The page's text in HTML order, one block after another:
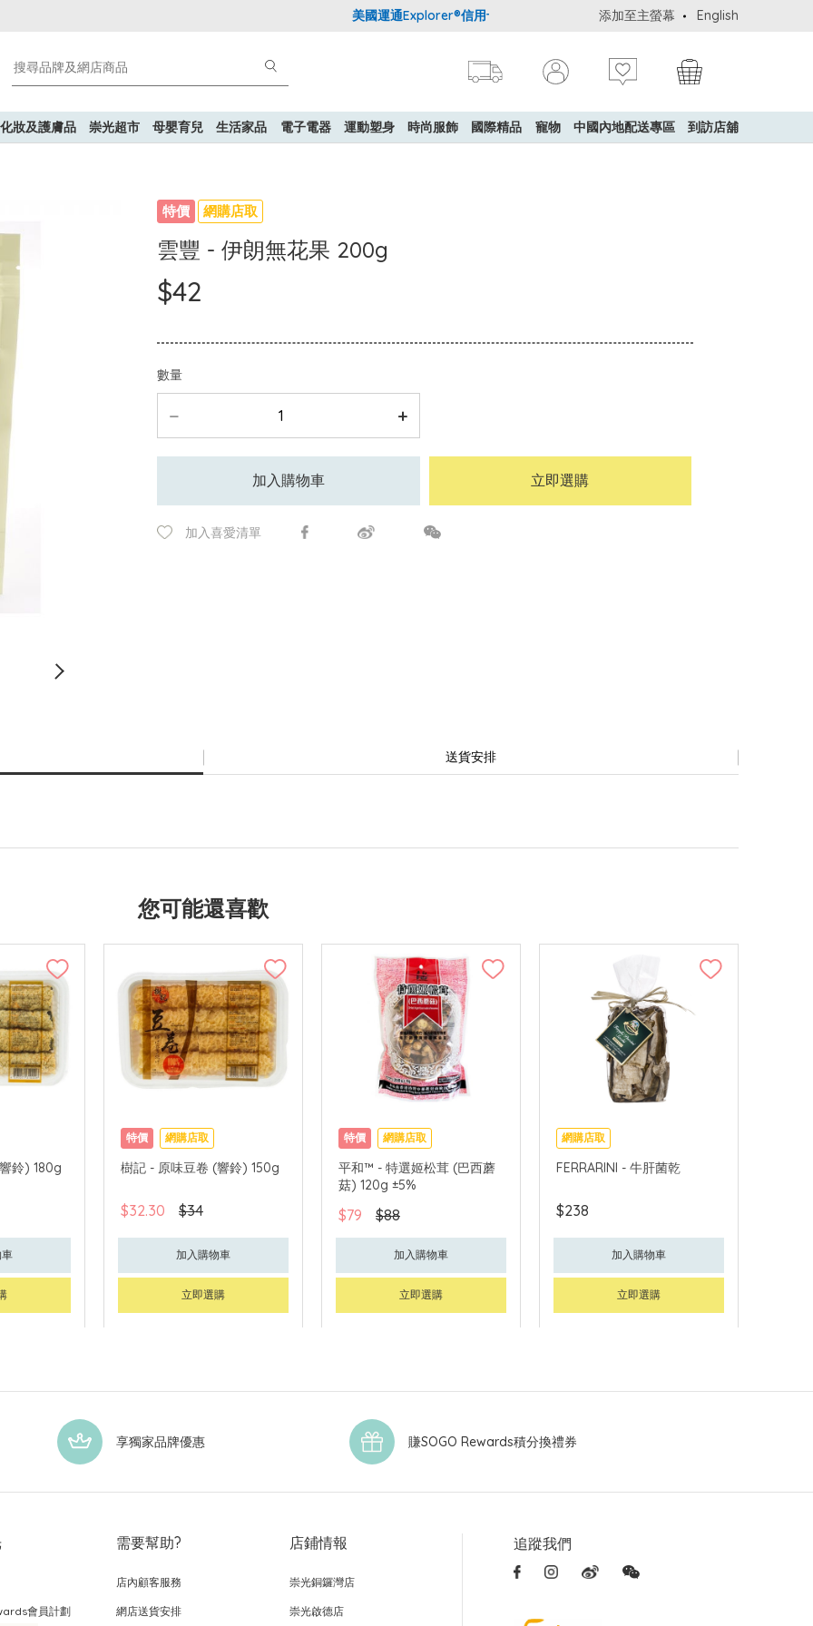
美國運通Explorer®信用卡會員購物禮遇：高達5%簽賬回贈！ 購買一般貨品(冷凍食
添加至主螢幕 English
化妝及護膚品 崇光超市 母嬰育兒 生活家品 電子電器 運動塑身 時尚服飾 國際精品 寵物 中國內地配送專區 到訪店舖
特價 網購店取
雲豐 - 伊朗無花果 200g
$42
數量
加入購物車 立即選購
加入喜愛清單
送貨安排
您可能還喜歡
鈴) 180g
特價 網購店取
樹記 - 原味豆卷 (響鈴) 150g
$32.30 $34
加入購物車
立即選購
特價 網購店取
平和™ - 特選姬松茸 (巴西蘑
菇) 120g ±5%
$79 $88
加入購物車
立即選購
網購店取
FERRARINI - 牛肝菌乾
$238
加入購物車
立即選購
享獨家品牌優惠 賺SOGO Rewards積分換禮券
會員計劃
需要幫助?
店內顧客服務
網店送貨安排
店鋪情報
崇光銅鑼灣店
崇光啟德店
追蹤我們